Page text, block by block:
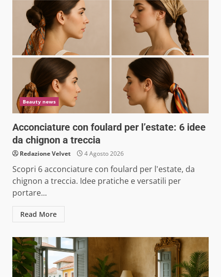
Beauty news
Acconciature con foulard per l’estate: 6 idee
da chignon a treccia
Redazione Velvet 4 Agosto 2026
Scopri 6 acconciature con foulard per l'estate, da
chignon a treccia. Idee pratiche e versatili per
portare...
Read More